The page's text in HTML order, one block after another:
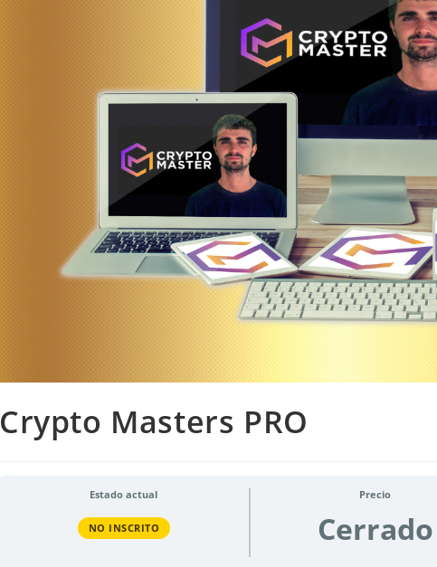
Crypto Masters PRO
Estado actual
NO INSCRITO
Precio
Cerrado